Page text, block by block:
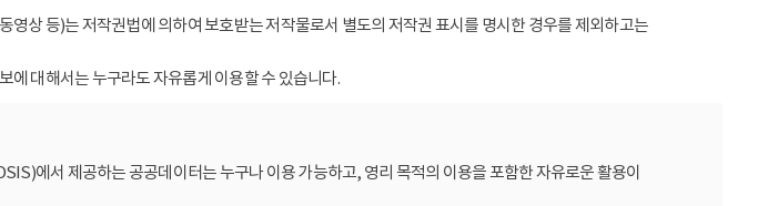
상 등)는 저작권법에 의하여 보호받는 저작물로서 별도의 저작권 표시를 명시한 경우를 제외하고는
대해서는 누구라도 자유롭게 이용할 수 있습니다.
에서 제공하는 공공데이터는 누구나 이용 가능하고, 영리 목적의 이용을 포함한 자유로운 활용이